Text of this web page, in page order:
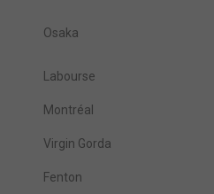
Osaka
Labourse
Montréal
Virgin Gorda
Fenton